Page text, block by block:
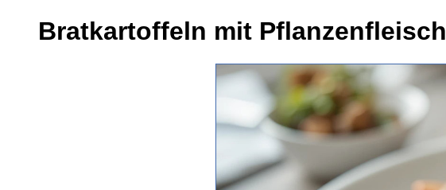
Bratkartoffeln mit Pflanzenfleisch